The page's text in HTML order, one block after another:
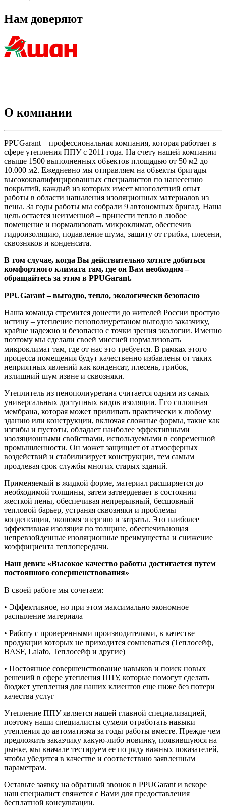
Нам доверяют
О компании
PPUGarant – профессиональная компания, которая работает в
сфере утепления ППУ с 2011 года. На счету нашей компании
свыше 1500 выполненных объектов площадью от 50 м2 до
10.000 м2. Ежедневно мы отправляем на объекты бригады
высококвалифицированных специалистов по нанесению
покрытий, каждый из которых имеет многолетний опыт
работы в области напыления изоляционных материалов из
пены. За годы работы мы собрали 9 автономных бригад. Наша
цель остается неизменной – принести тепло в любое
помещение и нормализовать микроклимат, обеспечив
гидроизоляцию, подавление шума, защиту от грибка, плесени,
сквозняков и конденсата.
В том случае, когда Вы действительно хотите добиться
комфортного климата там, где он Вам необходим –
обращайтесь за этим в PPUGarant.
PPUGarant – выгодно, тепло, экологически безопасно
Наша команда стремится донести до жителей России простую
истину – утепление пенополиуретаном выгодно заказчику,
крайне надежно и безопасно с точки зрения экологии. Именно
поэтому мы сделали своей миссией нормализовать
микроклимат там, где от нас это требуется. В рамках этого
процесса помещения будут качественно избавлены от таких
неприятных явлений как конденсат, плесень, грибок,
излишний шум извне и сквозняки.
Утеплитель из пенополиуретана считается одним из самых
универсальных доступных видов изоляции. Его сплошная
мембрана, которая может прилипать практически к любому
зданию или конструкции, включая сложные формы, такие как
изгибы и пустоты, обладает наиболее эффективными
изоляционными свойствами, используемыми в современной
промышленности. Он может защищает от атмосферных
воздействий и стабилизирует конструкции, тем самым
продлевая срок службы многих старых зданий.
Применяемый в жидкой форме, материал расширяется до
необходимой толщины, затем затвердевает в состоянии
жесткой пены, обеспечивая непрерывный, бесшовный
тепловой барьер, устраняя сквозняки и проблемы
конденсации, экономя энергию и затраты. Это наиболее
эффективная изоляция по толщине, обеспечивающая
непревзойденные изоляционные преимущества и снижение
коэффициента теплопередачи.
Наш девиз: «Высокое качество работы достигается путем
постоянного совершенствования»
В своей работе мы сочетаем:
• Эффективное, но при этом максимально экономное
распыление материала
• Работу с проверенными производителями, в качестве
продукции которых не приходится сомневаться (Теплосейф,
BASF, Lalafo, Теплосейф и другие)
• Постоянное совершенствование навыков и поиск новых
решений в сфере утепления ППУ, которые помогут сделать
бюджет утепления для наших клиентов еще ниже без потери
качества услуг
Утепление ППУ является нашей главной специализацией,
поэтому наши специалисты сумели отработать навыки
утепления до автоматизма за годы работы вместе. Прежде чем
предложить заказчику какую-либо новинку, появившуюся на
рынке, мы вначале тестируем ее по ряду важных показателей,
чтобы убедится в качестве и соответствию заявленным
параметрам.
Оставьте заявку на обратный звонок в PPUGarant и вскоре
наш специалист свяжется с Вами для предоставления
бесплатной консультации.